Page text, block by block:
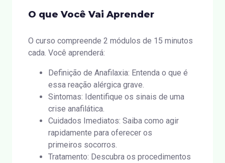
O que Você Vai Aprender
O curso compreende 2 módulos de 15 minutos
cada. Você aprenderá:
Definição de Anafilaxia: Entenda o que é
essa reação alérgica grave.
Sintomas: Identifique os sinais de uma
crise anafilática.
Cuidados Imediatos: Saiba como agir
rapidamente para oferecer os
primeiros socorros.
Tratamento: Descubra os procedimentos